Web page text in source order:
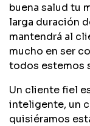
buena salud tu
larga duración
mantendrá al
mucho en ser
todos estemos
Un cliente fiel
inteligente, un
quisiéramos